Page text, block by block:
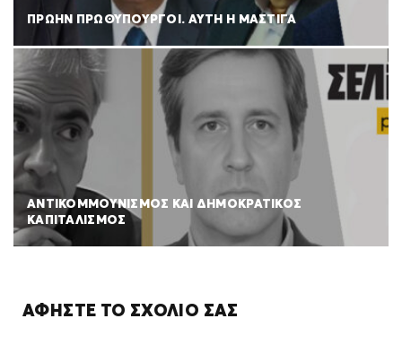
ΠΡΩΗΝ ΠΡΩΘΥΠΟΥΡΓΟΙ. ΑΥΤΗ Η ΜΑΣΤΙΓΑ
ΑΝΤΙΚΟΜΜΟΥΝΙΣΜΟΣ ΚΑΙ ΔΗΜΟΚΡΑΤΙΚΟΣ
ΚΑΠΙΤΑΛΙΣΜΟΣ
ΑΦΉΣΤΕ ΤΟ ΣΧΌΛΙΌ ΣΑΣ